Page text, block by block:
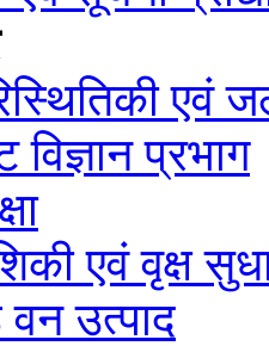
एवं
प्रभाग
एवं वृक्ष
उत्पाद